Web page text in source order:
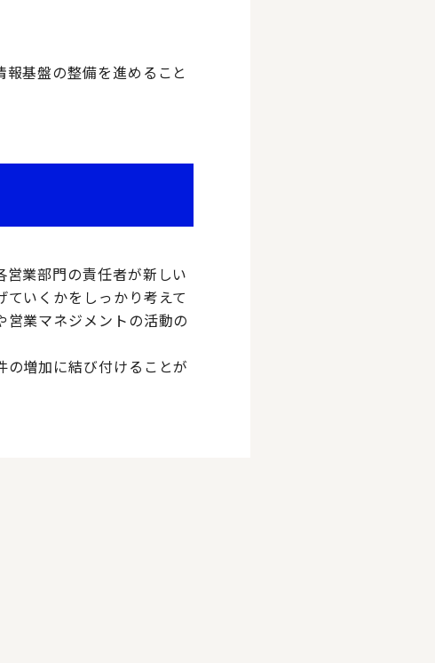
基盤の整備を進めること
業部門の責任者が新しい
いくかをしっかり考えて
業マネジメントの活動の
増加に結び付けることが